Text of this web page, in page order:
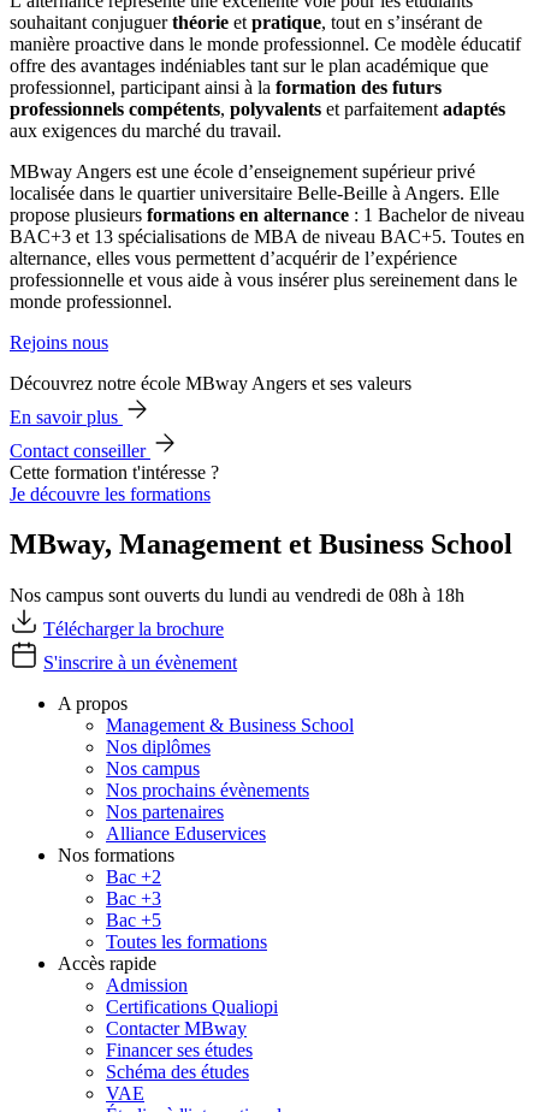
souhaitant conjuguerthéorie et pratique, tout en s’insérant de
manière proactive dans le monde professionnel. Ce modèle éducatif
offre des avantages indéniables tant sur le plan académique que
professionnel, participant ainsi à la formation des futurs
professionnels compétents, polyvalents et parfaitement adaptés
aux exigences du marché du travail.
MBway Angers est une école d’enseignement supérieur privé
localisée dans le quartier universitaire Belle-Beille à Angers. Elle
propose plusieurs formations en alternance : 1 Bachelor de niveau
BAC+3 et 13 spécialisations de MBA de niveau BAC+5. Toutes en
alternance, elles vous permettent d’acquérir de l’expérience
professionnelle et vous aide à vous insérer plus sereinement dans le
monde professionnel.
Rejoins nous
Découvrez notre école MBway Angers et ses valeurs
En savoir plus
Contact conseiller
Cette formation t'intéresse ?
Je découvre les formations
MBway, Management et Business School
Nos campus sont ouverts du lundi au vendredi de 08h à 18h
Télécharger la brochure
S'inscrire à un évènement
A propos
Management & Business School
Nos diplômes
Nos campus
Nos prochains évènements
Nos partenaires
Alliance Eduservices
Nos formations
Bac +2
Bac +3
Bac +5
Toutes les formations
Accès rapide
Admission
Certifications Qualiopi
Contacter MBway
Financer ses études
Schéma des études
VAE